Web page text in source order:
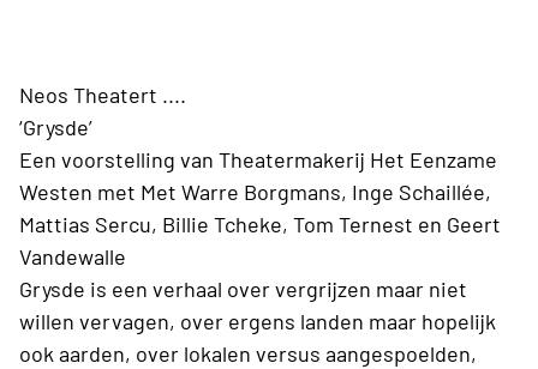
Neos Theatert ....
‘Grysde’
Een voorstelling van Theatermakerij Het Eenzame
Westen met Met Warre Borgmans, Inge Schaillée,
Mattias Sercu, Billie Tcheke, Tom Ternest en Geert
Vandewalle
Grysde is een verhaal over vergrijzen maar niet
willen vervagen, over ergens landen maar hopelijk
ook aarden, over lokalen versus aangespoelden,